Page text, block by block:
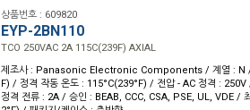
상품번호 : 609820
EYP-2BN110
TCO 250VAC 2A 115C(239F) AXIAL
제조사 : Panasonic Electronic Components / 계열 : N /
F) / 정격 작동 온도 : 115°C(239°F) / 전압 - AC 정격 :
정격 전류 : 2A / 승인 : BEAB, CCC, CSA, PSE, UL, VDE /